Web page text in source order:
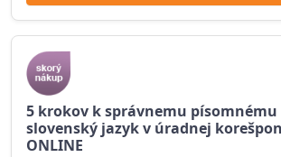
5 krokov k správnemu písomnému
slovenský jazyk v úradnej
ONLINE